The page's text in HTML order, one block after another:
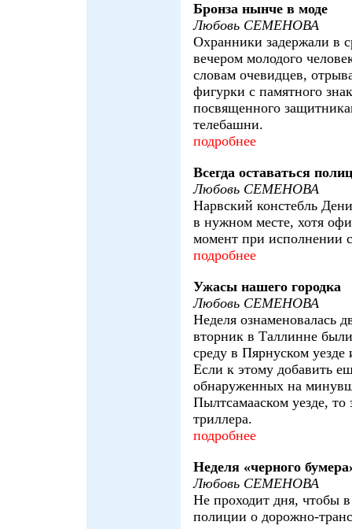
Бронза нынче в моде
Любовь СЕМЕНОВА
Охранники задержали в
вечером молодого
словам очевидцев,
фигурки с памятного
посвященного
телебашни.
подробнее
Всегда оставаться
Любовь СЕМЕНОВА
Нарвский констебль
в нужном месте, хотя
момент при исполнении
подробнее
Ужасы нашего городка
Любовь СЕМЕНОВА
Неделя ознаменовалась
вторник в Таллинне
среду в Пярнуском
Если к этому добавить
обнаруженных на
Пылтсамааском уезде,
триллера.
подробнее
Неделя «черного
Любовь СЕМЕНОВА
Не проходит дня, чтобы в
полиции о дорожно-